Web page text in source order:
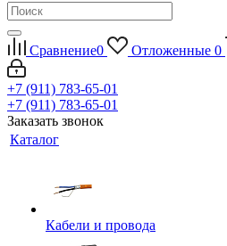
Сравнение0 Отложенные 0
+7 (911) 783-65-01
+7 (911) 783-65-01
Заказать звонок
Каталог
Кабели и провода